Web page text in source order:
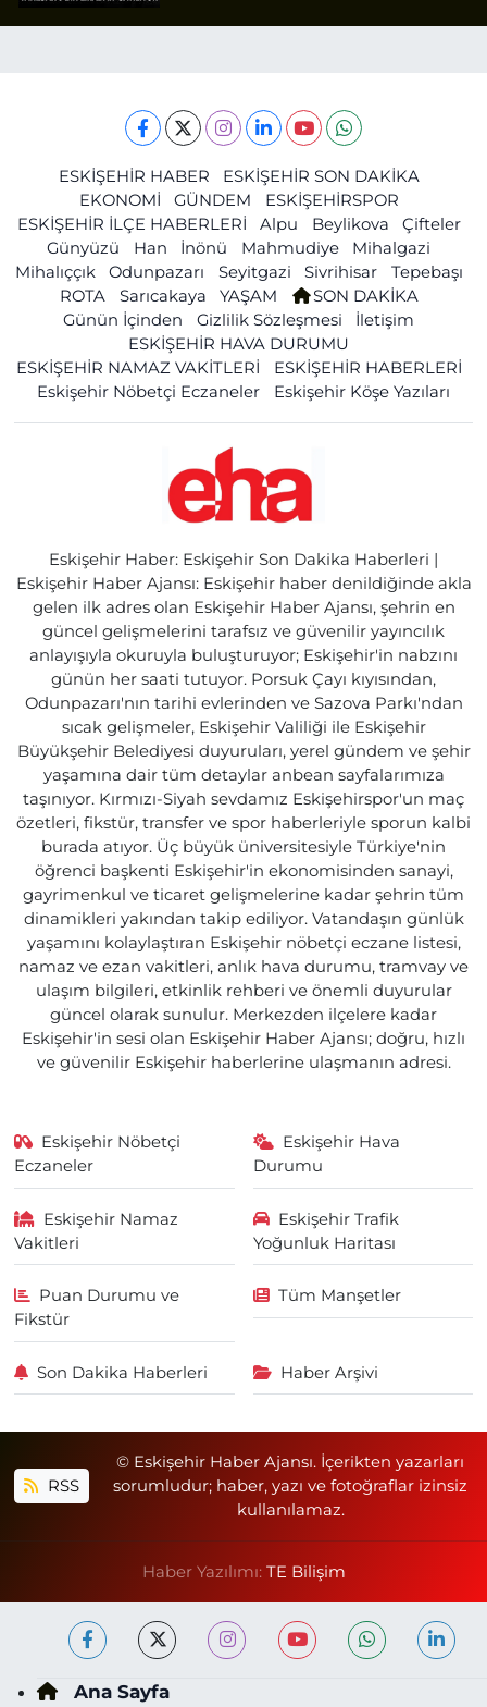
ESKİŞEHİR HABER
ESKİŞEHİR SON DAKİKA
EKONOMİ
GÜNDEM
ESKİŞEHİRSPOR
ESKİŞEHİR İLÇE HABERLERİ
Alpu Beylikova
Çifteler
Günyüzü
Han İnönü Mahmudiye
Mihalgazi
Mihalıççık
Odunpazarı Seyitgazi Sivrihisar
Tepebaşı
ROTA
Sarıcakaya YAŞAM
SON DAKİKA
Günün İçinden
Gizlilik Sözleşmesi
İletişim
ESKİŞEHİR HAVA DURUMU
ESKİŞEHİR NAMAZ VAKİTLERİ
ESKİŞEHİR HABERLERİ
Eskişehir Nöbetçi Eczaneler
Eskişehir Köşe Yazıları
Eskişehir Haber: Eskişehir Son Dakika Haberleri |
Eskişehir Haber Ajansı: Eskişehir haber denildiğinde akla
gelen ilk adres olan Eskişehir Haber Ajansı, şehrin en
güncel gelişmelerini tarafsız ve güvenilir yayıncılık
anlayışıyla okuruyla buluşturuyor; Eskişehir'in nabzını
günün her saati tutuyor. Porsuk Çayı kıyısından,
Odunpazarı'nın tarihi evlerinden ve Sazova Parkı'ndan
sıcak gelişmeler, Eskişehir Valiliği ile Eskişehir
Büyükşehir Belediyesi duyuruları, yerel gündem ve şehir
yaşamına dair tüm detaylar anbean sayfalarımıza
taşınıyor. Kırmızı-Siyah sevdamız Eskişehirspor'un maç
özetleri, fikstür, transfer ve spor haberleriyle sporun kalbi
burada atıyor. Üç büyük üniversitesiyle Türkiye'nin
öğrenci başkenti Eskişehir'in ekonomisinden sanayi,
gayrimenkul ve ticaret gelişmelerine kadar şehrin tüm
dinamikleri yakından takip ediliyor. Vatandaşın günlük
yaşamını kolaylaştıran Eskişehir nöbetçi eczane listesi,
namaz ve ezan vakitleri, anlık hava durumu, tramvay ve
ulaşım bilgileri, etkinlik rehberi ve önemli duyurular
güncel olarak sunulur. Merkezden ilçelere kadar
Eskişehir'in sesi olan Eskişehir Haber Ajansı; doğru, hızlı
ve güvenilir Eskişehir haberlerine ulaşmanın adresi.
Eskişehir Nöbetçi
Eczaneler
Eskişehir Hava
Durumu
Eskişehir Namaz
Vakitleri
Eskişehir Trafik
Yoğunluk Haritası
Puan Durumu ve
Fikstür
Tüm Manşetler
Son Dakika Haberleri Haber Arşivi
RSS
© Eskişehir Haber Ajansı. İçerikten yazarları
sorumludur; haber, yazı ve fotoğraflar izinsiz
kullanılamaz.
Haber Yazılımı: TE Bilişim
Ana Sayfa